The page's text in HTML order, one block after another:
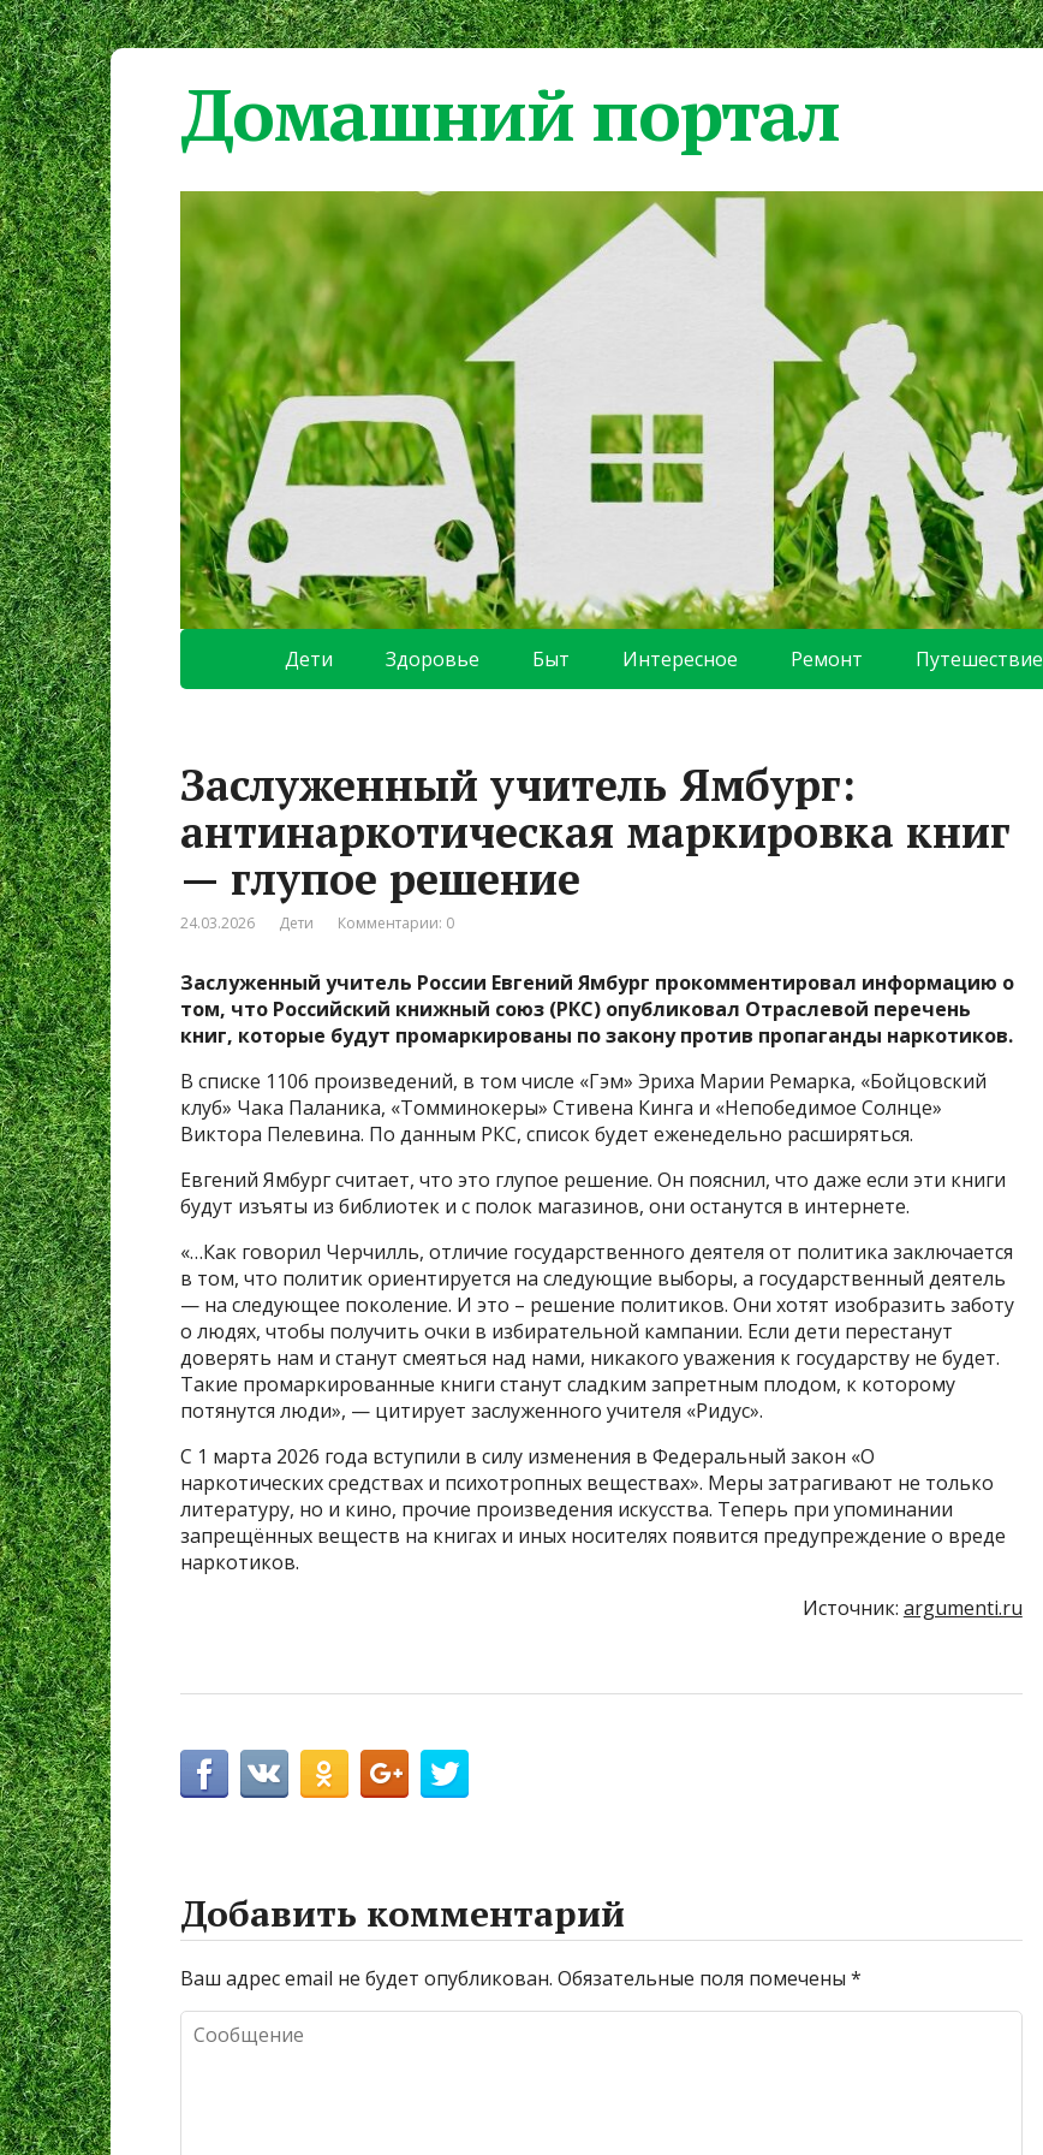
Домашний портал
Дети Здоровье Быт Интересное Ремонт Путешествие
Заслуженный учитель Ямбург:
антинаркотическая маркировка книг
— глупое решение
24.03.2026 Дети Комментарии: 0
Заслуженный учитель России Евгений Ямбург прокомментировал информацию о
том, что Российский книжный союз (РКС) опубликовал Отраслевой перечень
книг, которые будут промаркированы по закону против пропаганды наркотиков.
В списке 1106 произведений, в том числе «Гэм» Эриха Марии Ремарка, «Бойцовский
клуб» Чака Паланика, «Томминокеры» Стивена Кинга и «Непобедимое Солнце»
Виктора Пелевина. По данным РКС, список будет еженедельно расширяться.
Евгений Ямбург считает, что это глупое решение. Он пояснил, что даже если эти книги
будут изъяты из библиотек и с полок магазинов, они останутся в интернете.
«…Как говорил Черчилль, отличие государственного деятеля от политика заключается
в том, что политик ориентируется на следующие выборы, а государственный деятель
— на следующее поколение. И это – решение политиков. Они хотят изобразить заботу
о людях, чтобы получить очки в избирательной кампании. Если дети перестанут
доверять нам и станут смеяться над нами, никакого уважения к государству не будет.
Такие промаркированные книги станут сладким запретным плодом, к которому
потянутся люди», — цитирует заслуженного учителя «Ридус».
С 1 марта 2026 года вступили в силу изменения в Федеральный закон «О
наркотических средствах и психотропных веществах». Меры затрагивают не только
литературу, но и кино, прочие произведения искусства. Теперь при упоминании
запрещённых веществ на книгах и иных носителях появится предупреждение о вреде
наркотиков.
Источник: argumenti.ru
Добавить комментарий
Ваш адрес email не будет опубликован. Обязательные поля помечены *